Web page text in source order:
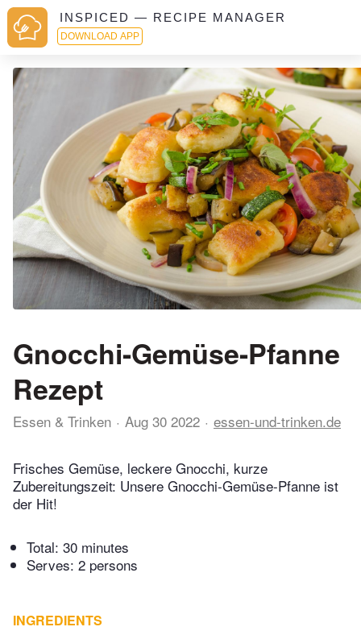
INSPICED — RECIPE MANAGER
DOWNLOAD APP
Gnocchi-Gemüse-Pfanne
Rezept
Essen & Trinken Aug 30 2022 essen-und-trinken.de
Frisches Gemüse, leckere Gnocchi, kurze
Zubereitungszeit: Unsere Gnocchi-Gemüse-Pfanne ist
der Hit!
Total: 30 minutes
Serves: 2 persons
INGREDIENTS